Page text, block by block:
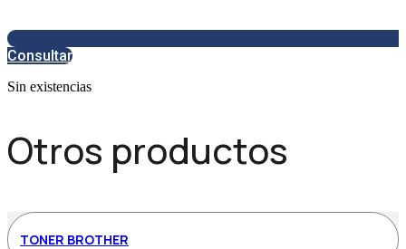
Consultar
Sin existencias
Otros productos
TONER BROTHER